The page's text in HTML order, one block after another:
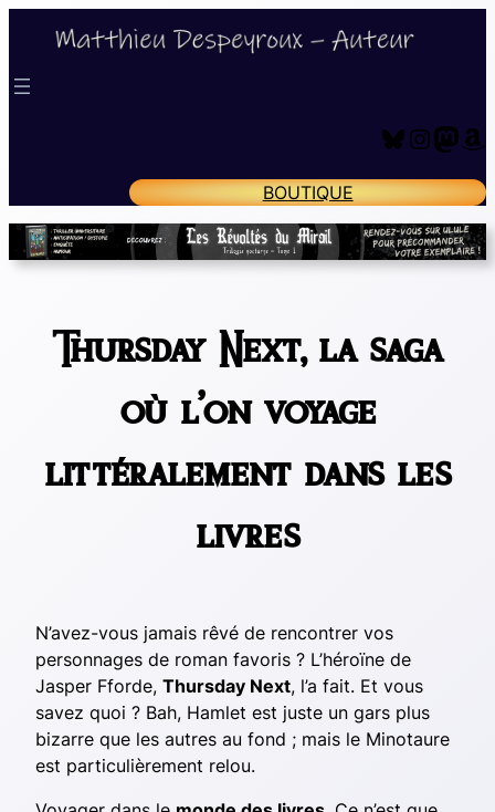
contenu
Bluesky InstagramMastodon Amazon
BOUTIQUE
Thursday Next, la saga
où l’on voyage
littéralement dans les
livres
N’avez-vous jamais rêvé de rencontrer vos
personnages de roman favoris ? L’héroïne de
Jasper Fforde, Thursday Next, l’a fait. Et vous
savez quoi ? Bah, Hamlet est juste un gars plus
bizarre que les autres au fond ; mais le Minotaure
est particulièrement relou.